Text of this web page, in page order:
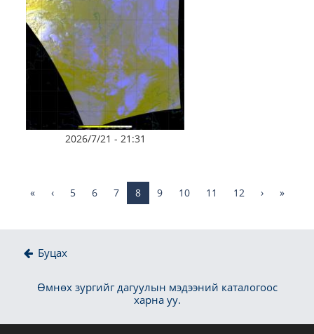
2026/7/21 - 21:31
« ‹ 5 6 7 8 9 10 11 12 › »
Буцах
Өмнөх зургийг дагуулын мэдээний каталогоос
харна уу.